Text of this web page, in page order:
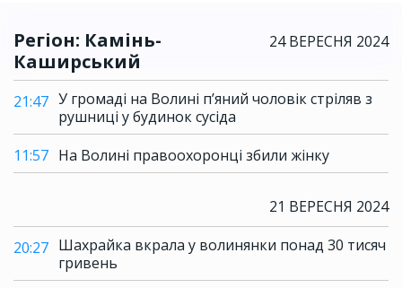
Регіон: Камінь-
Каширський
24 ВЕРЕСНЯ 2024
21:47 У громаді на Волині пʼяний чоловік стріляв з
рушниці у будинок сусіда
11:57 На Волині правоохоронці збили жінку
21 ВЕРЕСНЯ 2024
20:27 Шахрайка вкрала у волинянки понад 30 тисяч
гривень